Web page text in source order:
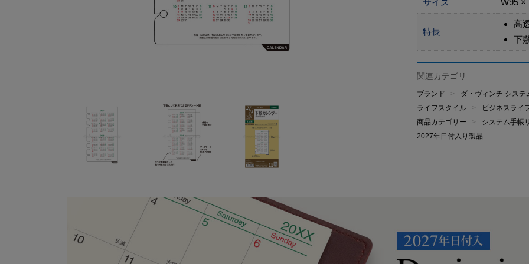
サイズ W95 ×
特長
高
下
関連カテゴリ
ブランド
ダ・ヴィンチ システ
ライフスタイル
ビジネスライ
商品カテゴリー
システム手帳
2027年日付入り製品